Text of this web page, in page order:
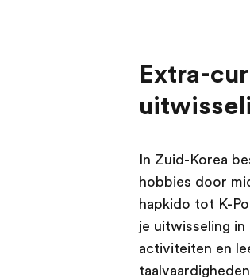
Extra-
In Zuid-Korea
hobbies door
hapkido tot K-
je uitwisseling
activiteiten en